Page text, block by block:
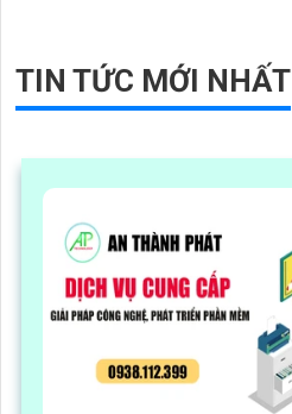
TIN TỨC MỚI NHẤT